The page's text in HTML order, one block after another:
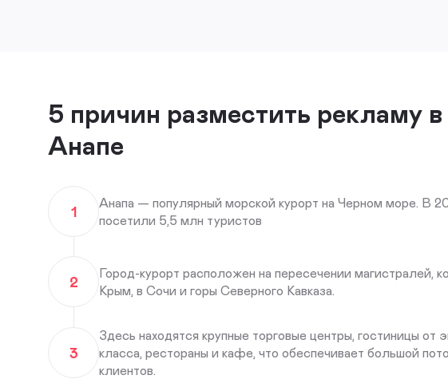
5 причин разместить рекламу в
Анапе
1
Анапа — популярный морской курорт на Черном море. В
посетили 5,5 млн туристов
2
Город-курорт расположен на пересечении магистралей,
Крым, в Сочи и горы Северного Кавказа.
3
Здесь находятся крупные торговые центры, гостиницы от
класса, рестораны и кафе, что обеспечивает большой
клиентов.